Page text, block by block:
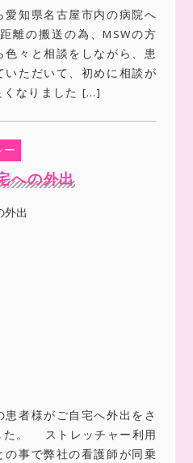
知県名古屋市内の病院へ
離の搬送の為、MSWの方
色々と相談をしながら、患
ただいて、初めに相談が
くなりました […]
ー
への外出
者様がご自宅へ外出をさ
た。 ストレッチャー利用
の事で弊社の看護師が同乗